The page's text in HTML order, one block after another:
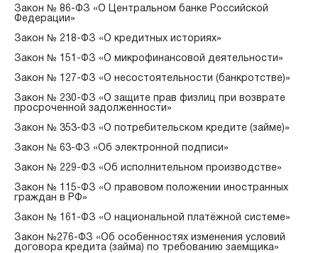
Закон № 86-ФЗ «О Центральном банке Российской
Федерации»
Закон № 218-ФЗ «О кредитных историях»
Закон № 151-ФЗ «О микрофинансовой деятельности»
Закон № 127-ФЗ «О несостоятельности (банкротстве)»
Закон № 230-ФЗ «О защите прав физлиц при возврате
просроченной задолженности»
Закон № 353-ФЗ «О потребительском кредите (займе)»
Закон № 63-ФЗ «Об электронной подписи»
Закон № 229-ФЗ «Об исполнительном производстве»
Закон № 115-ФЗ «О правовом положении иностранных
граждан в РФ»
Закон № 161-ФЗ «О национальной платёжной системе»
Закон №276-ФЗ «Об особенностях изменения условий
договора кредита (займа) по требованию заемщика»